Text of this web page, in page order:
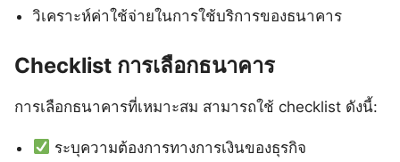
วิเคราะห์ค่าใช้จ่ายในการใช้บริการของธนาคาร
Checklist การเลือกธนาคาร
การเลือกธนาคารที่เหมาะสม สามารถใช้ checklist ดังนี้:
ระบุความต้องการทางการเงินของธุรกิจ